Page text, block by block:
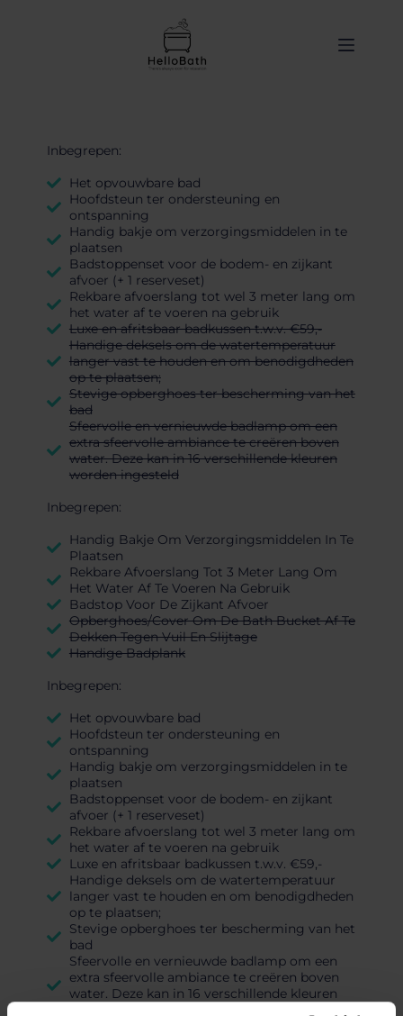
Inbegrepen:
Het opvouwbare bad
Hoofdsteun ter ondersteuning en
ontspanning
Handig bakje om verzorgingsmiddelen in te
plaatsen
Badstoppenset voor de bodem- en zijkant
afvoer (+ 1 reserveset)
Rekbare afvoerslang tot wel 3 meter lang om
het water af te voeren na gebruik
Luxe en afritsbaar badkussen t.w.v. €59,-
Handige deksels om de watertemperatuur
langer vast te houden en om benodigdheden
op te plaatsen;
Stevige opberghoes ter bescherming van het
bad
Sfeervolle en vernieuwde badlamp om een
extra sfeervolle ambiance te creëren boven
water. Deze kan in 16 verschillende kleuren
worden ingesteld
Inbegrepen:
Handig Bakje Om Verzorgingsmiddelen In Te
Plaatsen
Rekbare Afvoerslang Tot 3 Meter Lang Om
Het Water Af Te Voeren Na Gebruik
Badstop Voor De Zijkant Afvoer
Opberghoes/Cover Om De Bath Bucket Af Te
Dekken Tegen Vuil En Slijtage
Handige Badplank
Inbegrepen:
Het opvouwbare bad
Hoofdsteun ter ondersteuning en
ontspanning
Handig bakje om verzorgingsmiddelen in te
plaatsen
Badstoppenset voor de bodem- en zijkant
afvoer (+ 1 reserveset)
Rekbare afvoerslang tot wel 3 meter lang om
het water af te voeren na gebruik
Luxe en afritsbaar badkussen t.w.v. €59,-
Handige deksels om de watertemperatuur
langer vast te houden en om benodigdheden
op te plaatsen;
Stevige opberghoes ter bescherming van het
bad
Sfeervolle en vernieuwde badlamp om een
extra sfeervolle ambiance te creëren boven
water. Deze kan in 16 verschillende kleuren